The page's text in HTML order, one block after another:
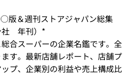
版＆週刊ストアジャパン総集
社 年刊）*
合スーパーの企業名鑑です。全
す。最新店舗レポート、店舗プ
プ、企業別の利益や売上構成比